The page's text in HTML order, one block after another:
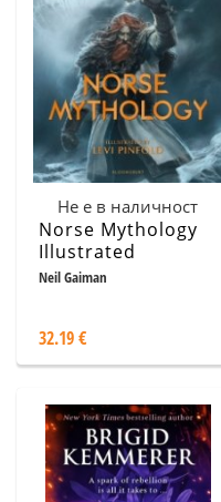
Не е в наличност
Norse Mythology
Illustrated
Neil Gaiman
32.19 €